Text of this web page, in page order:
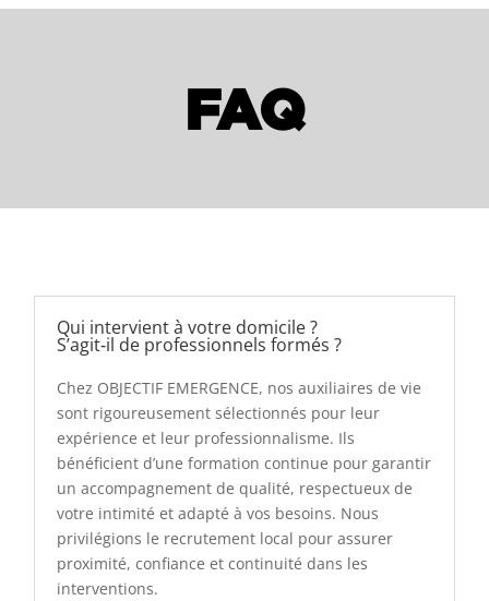
FAQ
Qui intervient à votre domicile ?
S’agit‑il de professionnels formés ?
Chez OBJECTIF EMERGENCE, nos auxiliaires de vie
sont rigoureusement sélectionnés pour leur
expérience et leur professionnalisme. Ils
bénéficient d’une formation continue pour garantir
un accompagnement de qualité, respectueux de
votre intimité et adapté à vos besoins. Nous
privilégions le recrutement local pour assurer
proximité, confiance et continuité dans les
interventions.